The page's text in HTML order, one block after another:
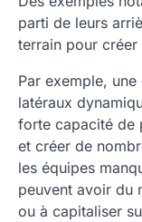
parti de leurs
terrain pour créer
Par exemple,
latéraux
forte capacité de
et créer de
les équipes
peuvent avoir du
ou à capitaliser